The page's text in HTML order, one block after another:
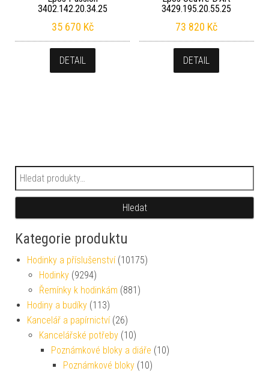
3402.142.20.34.25
35 670 Kč
DETAIL
3429.195.20.55.25
73 820 Kč
DETAIL
Hledat:
Hledat
Kategorie produktu
Hodinky a příslušenství (10175)
Hodinky (9294)
Řemínky k hodinkám (881)
Hodiny a budíky (113)
Kancelář a papírnictví (26)
Kancelářské potřeby (10)
Poznámkové bloky a diáře (10)
Poznámkové bloky (10)